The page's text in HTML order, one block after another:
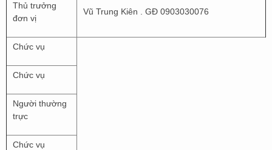
Thủ trưởng
đơn vị
Vũ Trung Kiên . GĐ 0903030076
Chức vụ
Chức vụ
Người thường
trực
Chức vụ